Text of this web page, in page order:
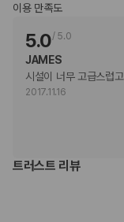
금액일 수 있으며 변경될
현장 결제 유형 및 수단
Visa
직불카드 결제 불가
현금 결제 불가
American Express
반려동물 동반 불가
이용 만족도
5.0/ 5.0
JAMES
시설이 너무 고급스럽
2017.11.16
트러스트 리뷰